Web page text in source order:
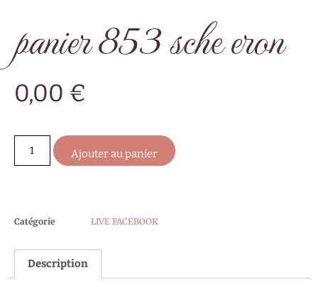
panier 853 sche eron
0,00 €
Ajouter au panier
Catégorie LIVE FACEBOOK
Description